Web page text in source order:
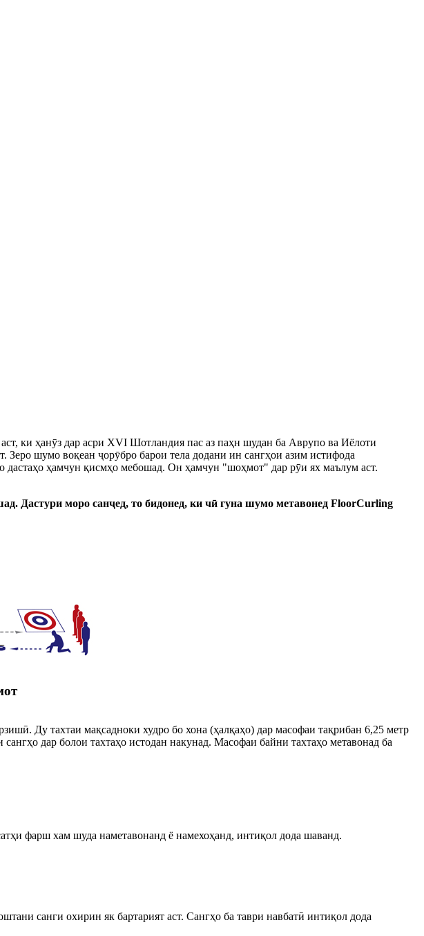
ки ҳанӯз дар асри XVI Шотландия пас аз паҳн шудан ба Аврупо ва Иёлоти
шумо воқеан ҷорӯбро барои тела додани ин сангҳои азим истифода
дастаҳо ҳамчун қисмҳо мебошад. Он ҳамчун "шоҳмот" дар рӯи ях маълум аст.
Дастури моро санҷед, то бидонед, ки чӣ гуна шумо метавонед FloorCurling
Ду тахтаи мақсадноки худро бо хона (ҳалқаҳо) дар масофаи тақрибан 6,25 метр
дар болои тахтаҳо истодан накунад. Масофаи байни тахтаҳо метавонад ба
фарш хам шуда наметавонанд ё намехоҳанд, интиқол дода шаванд.
санги охирин як бартарият аст. Сангҳо ба таври навбатӣ интиқол дода